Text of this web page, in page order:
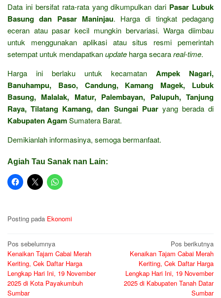
Data ini bersifat rata-rata yang dikumpulkan dari Pasar Lubuk
Basung dan Pasar Maninjau. Harga di tingkat pedagang
eceran atau pasar kecil mungkin bervariasi. Warga diimbau
untuk menggunakan aplikasi atau situs resmi pemerintah
setempat untuk mendapatkanupdate harga secarareal-time.
Harga ini berlaku untuk kecamatan Ampek Nagari,
Banuhampu, Baso, Candung, Kamang Magek, Lubuk
Basung, Malalak, Matur, Palembayan, Palupuh, Tanjung
Raya, Tilatang Kamang, dan Sungai Puaryang berada di
Kabupaten AgamSumatera Barat.
Demikianlah informasinya, semoga bermanfaat.
Agiah Tau Sanak nan Lain:
Posting pada Ekonomi
Navigasi
pos
Pos sebelumnya
Kenaikan Tajam Cabai Merah
Keriting, Cek Daftar Harga
Lengkap Hari Ini, 19 November
2025 di Kota Payakumbuh
Sumbar
Pos berikutnya
Kenaikan Tajam Cabai Merah
Keriting, Cek Daftar Harga
Lengkap Hari Ini, 19 November
2025 di Kabupaten Tanah Datar
Sumbar